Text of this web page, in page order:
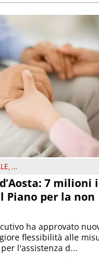
, ...
7 milioni
Piano per la non
ha approvato
flessibilità alle
l'assistenza d...